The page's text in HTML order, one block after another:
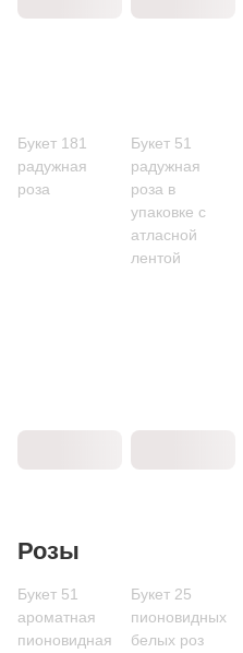
Букет 181
радужная
роза
Букет 51
радужная
роза в
упаковке с
атласной
лентой
Розы
Букет 51
ароматная
пионовидная
Букет 25
пионовидных
белых роз